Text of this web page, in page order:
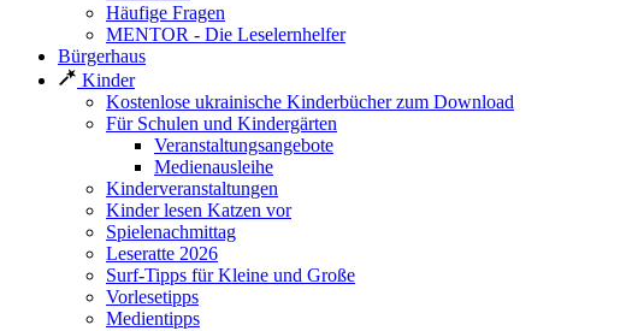
Häufige Fragen
MENTOR - Die Leselernhelfer
Bürgerhaus
Kinder
Kostenlose ukrainische Kinderbücher zum Download
Für Schulen und Kindergärten
Veranstaltungsangebote
Medienausleihe
Kinderveranstaltungen
Kinder lesen Katzen vor
Spielenachmittag
Leseratte 2026
Surf-Tipps für Kleine und Große
Vorlesetipps
Medientipps